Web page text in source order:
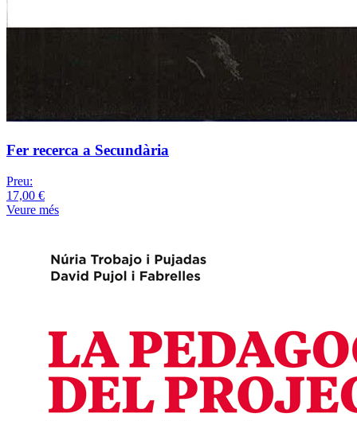
Fer recerca a Secundària
Preu:
17,00 €
Veure més